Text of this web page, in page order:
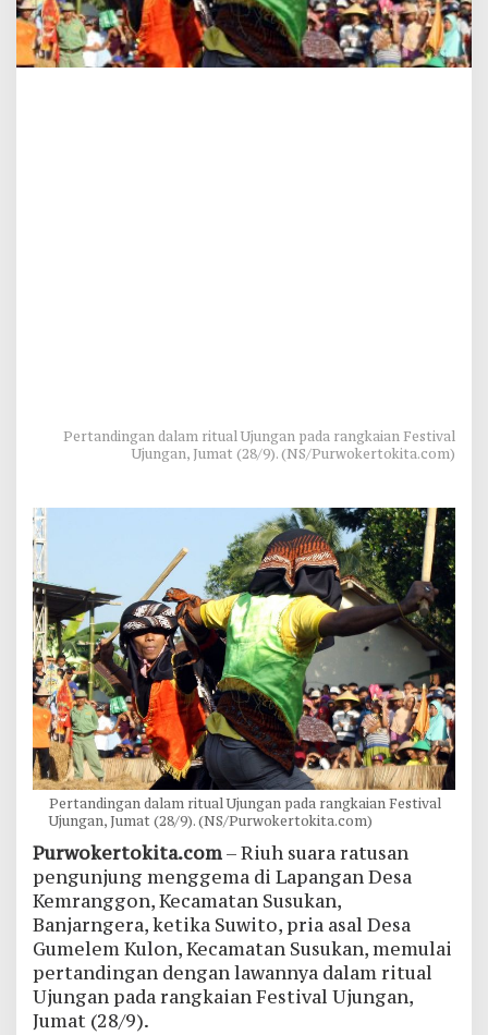
Pertandingan dalam ritual Ujungan pada rangkaian Festival
Ujungan, Jumat (28/9). (NS/Purwokertokita.com)
Pertandingan dalam ritual Ujungan pada rangkaian Festival
Ujungan, Jumat (28/9). (NS/Purwokertokita.com)
Purwokertokita.com– Riuh suara ratusan
pengunjung menggema di Lapangan Desa
Kemranggon, Kecamatan Susukan,
Banjarngera, ketika Suwito, pria asal Desa
Gumelem Kulon, Kecamatan Susukan, memulai
pertandingan dengan lawannya dalam ritual
Ujungan pada rangkaian Festival Ujungan,
Jumat (28/9).